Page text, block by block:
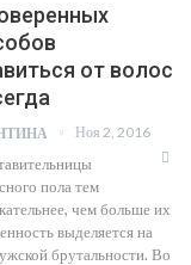
от волос
Ноя 2, 2016
пола тем
чем больше их
выделяется на
брутальности. Во